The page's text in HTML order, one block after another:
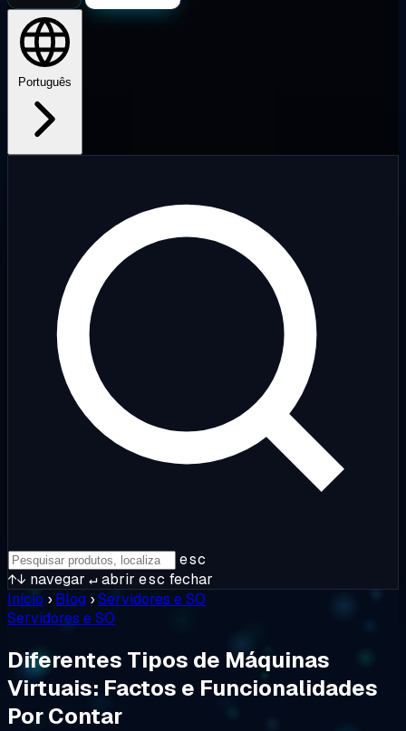
Português
esc
↑↓ navegar ↵abrir esc fechar
Início › Blog ›Servidores e SO
Servidores e SO
Diferentes Tipos de Máquinas
Virtuais: Factos e Funcionalidades
Por Contar